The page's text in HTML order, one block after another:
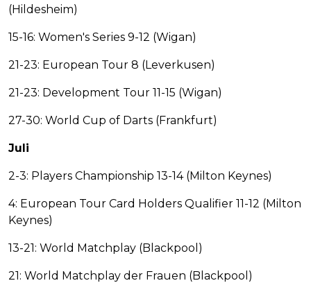
(Hildesheim)
15-16: Women's Series 9-12 (Wigan)
21-23: European Tour 8 (Leverkusen)
21-23: Development Tour 11-15 (Wigan)
27-30: World Cup of Darts (Frankfurt)
Juli
2-3: Players Championship 13-14 (Milton Keynes)
4: European Tour Card Holders Qualifier 11-12 (Milton
Keynes)
13-21: World Matchplay (Blackpool)
21: World Matchplay der Frauen (Blackpool)